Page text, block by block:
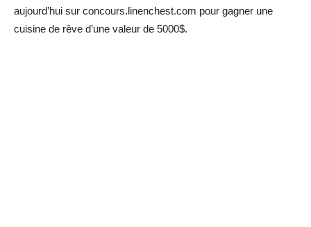
aujourd’hui sur concours.linenchest.com pour gagner une
cuisine de rêve d’une valeur de 5000$.